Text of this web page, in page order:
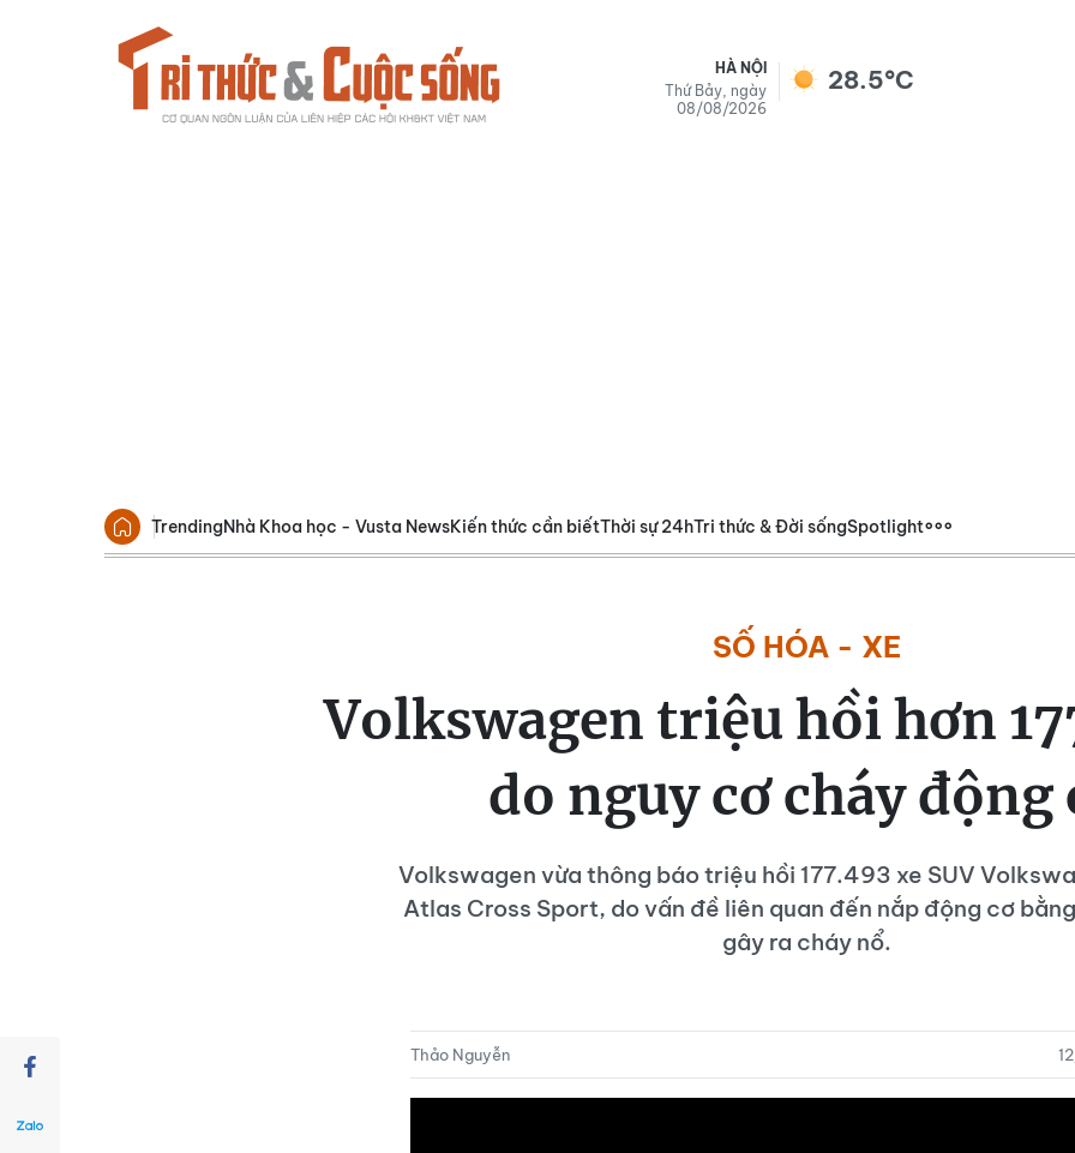
HÀ NỘI
Thứ Bảy, ngày
08/08/2026
28.5°C
TrendingNhà Khoa học - Vusta NewsKiến thức cần biếtThời sự 24hTri thức & Đời sốngSpotlight
SỐ HÓA - XE
Volkswagen triệu hồi hơn
do nguy cơ cháy động
Volkswagen vừa thông báo triệu hồi 177.493 xe SUV
Atlas Cross Sport, do vấn đề liên quan đến nắp động cơ
gây ra cháy nổ.
Thảo Nguyễn